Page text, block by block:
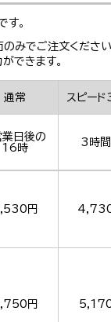
。
みでご注文ください
できます。
通常 スピード
日後の
16時
3時
円
円